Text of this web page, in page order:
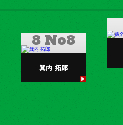
8 No8
箕内 拓郎